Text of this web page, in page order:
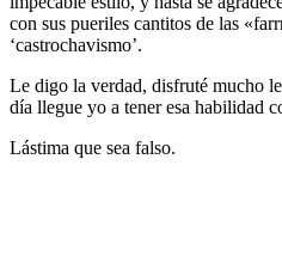
con sus pueriles cantitos de las
‘castrochavismo’.
Le digo la verdad, disfruté mucho
día llegue yo a tener esa habilidad
Lástima que sea falso.